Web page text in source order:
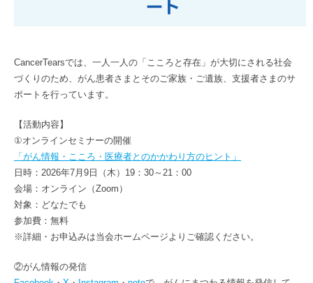
ート
CancerTearsでは、一人一人の「こころと存在」が大切にされる社会
づくりのため、がん患者さまとそのご家族・ご遺族、支援者さまのサ
ポートを行っています。
【活動内容】
①オンラインセミナーの開催
「がん情報・こころ・医療者とのかかわり方のヒント」
日時：2026年7月9日（木）19：30～21：00
会場：オンライン（Zoom）
対象：どなたでも
参加費：無料
※詳細・お申込みは当会ホームページよりご確認ください。
②がん情報の発信